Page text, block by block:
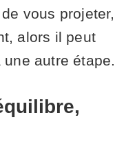
vous projeter,
alors il peut
autre étape.